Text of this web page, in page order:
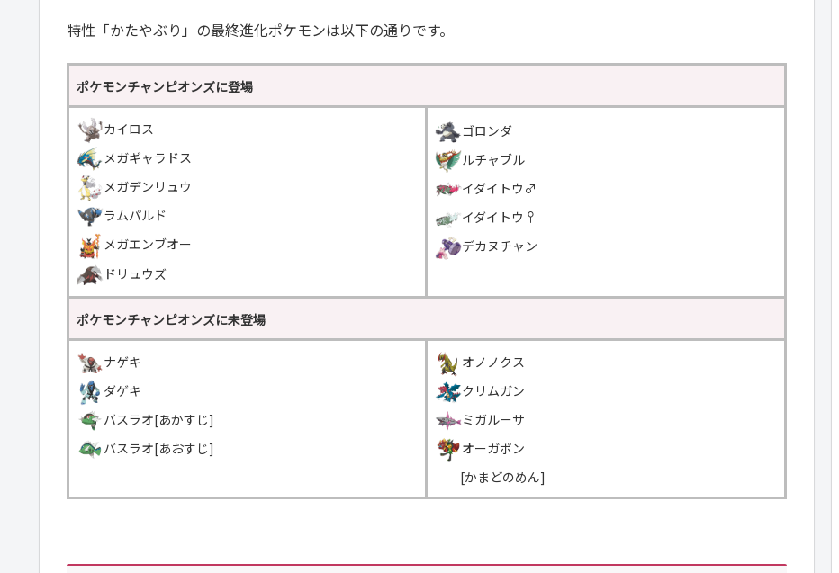
特性「かたやぶり」の最終進化ポケモンは以下の通りです。
ポケモンチャンピオンズに登場
カイロス
メガギャラドス
メガデンリュウ
ラムパルド
メガエンブオー
ドリュウズ
ゴロンダ
ルチャブル
イダイトウ♂
イダイトウ♀
デカヌチャン
ポケモンチャンピオンズに未登場
ナゲキ
ダゲキ
バスラオ[あかすじ]
バスラオ[あおすじ]
オノノクス
クリムガン
ミガルーサ
オーガポン
[かまどのめん]